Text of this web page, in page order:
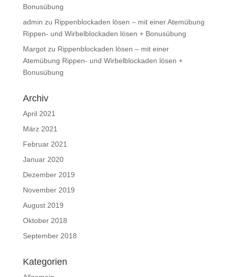
Bonusübung
admin zu Rippenblockaden lösen – mit einer Atemübung
Rippen- und Wirbelblockaden lösen + Bonusübung
Margotzu Rippenblockaden lösen – mit einer
Atemübung Rippen- und Wirbelblockaden lösen +
Bonusübung
Archiv
April 2021
März 2021
Februar 2021
Januar 2020
Dezember 2019
November 2019
August 2019
Oktober 2018
September 2018
Kategorien